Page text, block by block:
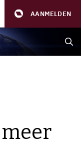
AANMELDEN